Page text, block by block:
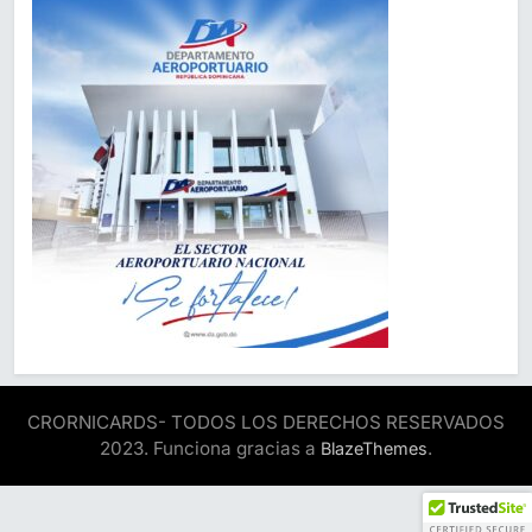
CRORNICARDS- TODOS LOS DERECHOS RESERVADOS
2023. Funciona gracias a BlazeThemes.